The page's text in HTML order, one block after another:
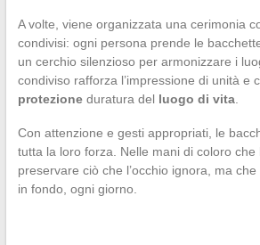
A volte, viene organizzata una cerimonia
condivisi: ogni persona prende le
un cerchio silenzioso per armonizzare i
condiviso rafforza l’impressione di unità e
protezioneduratura del luogo di vita.
Con attenzione e gesti appropriati, le
tutta la loro forza. Nelle mani di coloro che
preservare ciò che l’occhio ignora, ma che
in fondo, ogni giorno.